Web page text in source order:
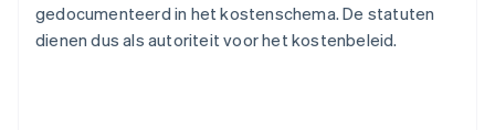
gedocumenteerd in het kostenschema. De statuten
dienen dus als autoriteit voor het kostenbeleid.